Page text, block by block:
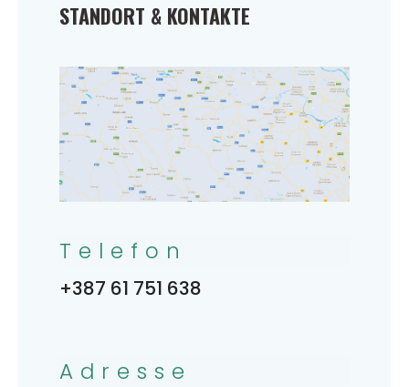
STANDORT & KONTAKTE
Telefon
+387 61 751 638
Adresse